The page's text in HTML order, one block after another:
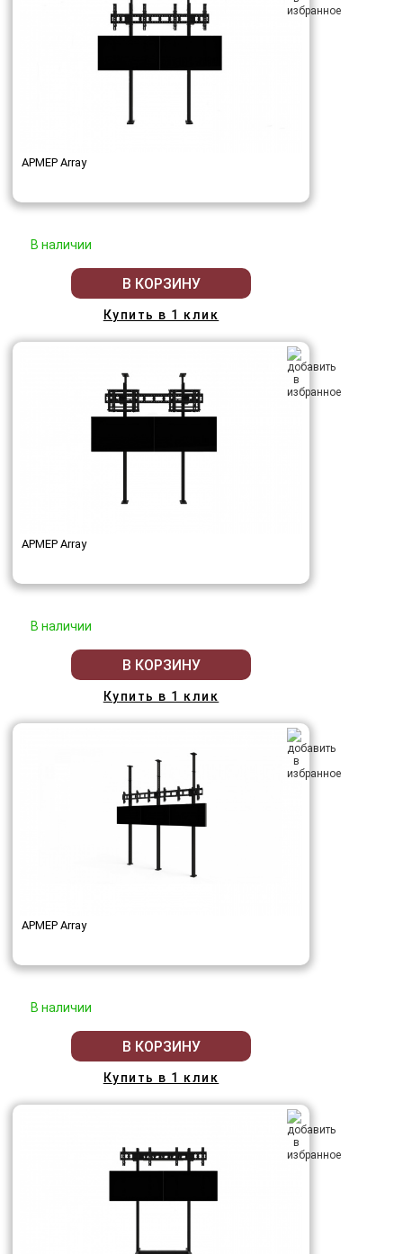
АРМЕР Array
В наличии
В КОРЗИНУ
Купить в 1 клик
АРМЕР Array
В наличии
В КОРЗИНУ
Купить в 1 клик
АРМЕР Array
В наличии
В КОРЗИНУ
Купить в 1 клик